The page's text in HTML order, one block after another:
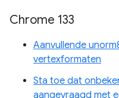
Chrome 133
Aanvullende
vertexformaten
Sta toe dat
aangevraagd met